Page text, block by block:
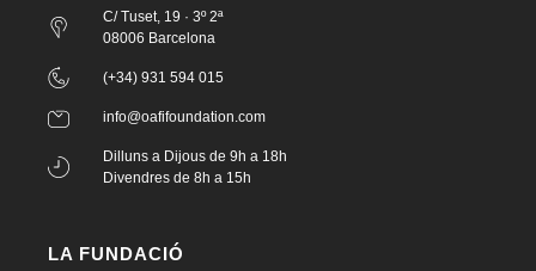
C/ Tuset, 19 · 3º 2ª
08006 Barcelona
(+34) 931 594 015
info@oafifoundation.com
Dilluns a Dijous de 9h a 18h
Divendres de 8h a 15h
LA FUNDACIÓ